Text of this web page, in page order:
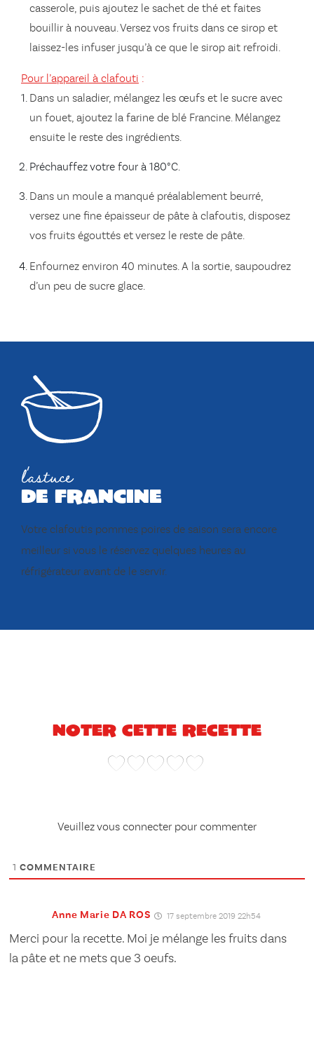
casserole, puis ajoutez le sachet de thé et faites
bouillir à nouveau. Versez vos fruits dans ce sirop et
laissez-les infuser jusqu’à ce que le sirop ait refroidi.
Pour l’appareil à clafouti :
Dans un saladier, mélangez les œufs et le sucre avec
un fouet, ajoutez la farine de blé Francine. Mélangez
ensuite le reste des ingrédients.
Préchauffez votre four à 180°C.
Dans un moule a manqué préalablement beurré,
versez une fine épaisseur de pâte à clafoutis, disposez
vos fruits égouttés et versez le reste de pâte.
Enfournez environ 40 minutes. A la sortie, saupoudrez
d’un peu de sucre glace.
l'astuce
de francine
Votre clafoutis pommes poires de saison sera encore
meilleur si vous le réservez quelques heures au
réfrigérateur avant de le servir.
Noter cette recette
Veuillez vous connecter pour commenter
1 COMMENTAIRE
Anne Marie DA ROS 17 septembre 2019 22h54
Merci pour la recette. Moi je mélange les fruits dans
la pâte et ne mets que 3 oeufs.